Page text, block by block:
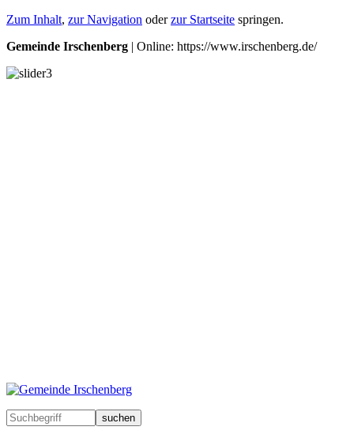
Zum Inhalt, zur Navigation oderzur Startseite springen.
Gemeinde Irschenberg | Online: https://www.irschenberg.de/
suchen